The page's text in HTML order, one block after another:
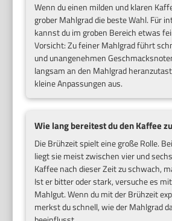
Wenn du einen milden und klaren
grober Mahlgrad die beste Wahl. Für
kannst du im groben Bereich etwas
Vorsicht: Zu feiner Mahlgrad führt
und unangenehmen
langsam an den Mahlgrad
kleine Anpassungen aus.
Wie lang bereitest du den Kaffee
Die Brühzeit spielt eine große Rolle.
liegt sie meist zwischen vier und
Kaffee nach dieser Zeit zu schwach,
Ist er bitter oder stark, versuche es
Mahlgut. Wenn du mit der Brühzeit
merkst du schnell, wie der Mahlgrad